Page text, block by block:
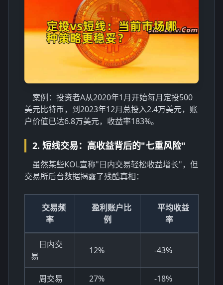
案例：投资者A从2020年1月开始每月定投500
美元比特币，到2023年12月总投入2.4万美元，账
户价值已达6.8万美元，收益率183%。
2. 短线交易：高收益背后的"七重风险"
虽然某些KOL宣称"日内交易轻松收益增长"，但
交易所后台数据揭露了残酷真相：
交易频
率
盈利账户比
例
平均收益
率
日内交
易
12% -43%
周交易 27% -18%